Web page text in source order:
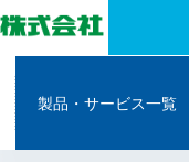
製品・サービス一覧